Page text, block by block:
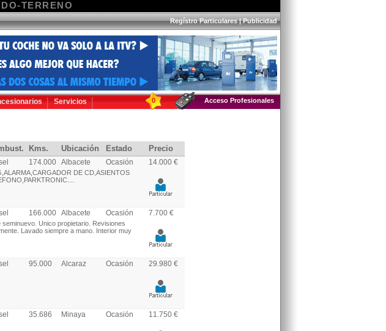
TERRENO
Regístro Particulares|Publicidad
Servicios 0 Acceso Profesionales
Kms. Ubicación Estado Precio
174.000 Albacete Ocasión 14.000 €
DE CD,ASIENTOS
166.000 Albacete Ocasión 7.700 €
Unico propietario. Revisiones
Lavado siempre a mano. Interior muy
95.000 Alcaraz Ocasión 29.980 €
35.686 Minaya Ocasión 11.750 €